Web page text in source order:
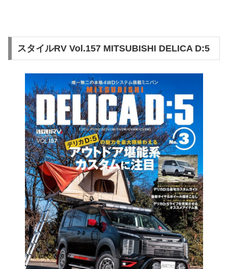
スタイルRV Vol.157 MITSUBISHI DELICA D:5